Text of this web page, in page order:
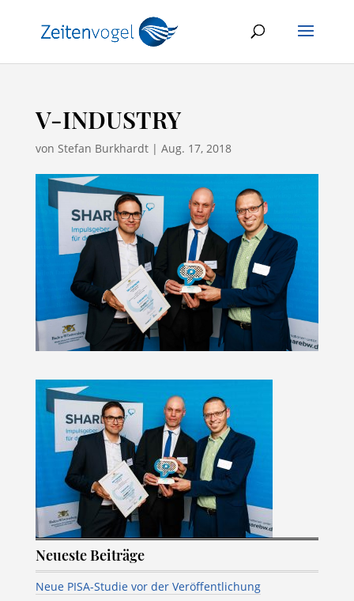
V-INDUSTRY
von Stefan Burkhardt| Aug. 17, 2018
Neueste Beiträge
Neue PISA-Studie vor der Veröffentlichung